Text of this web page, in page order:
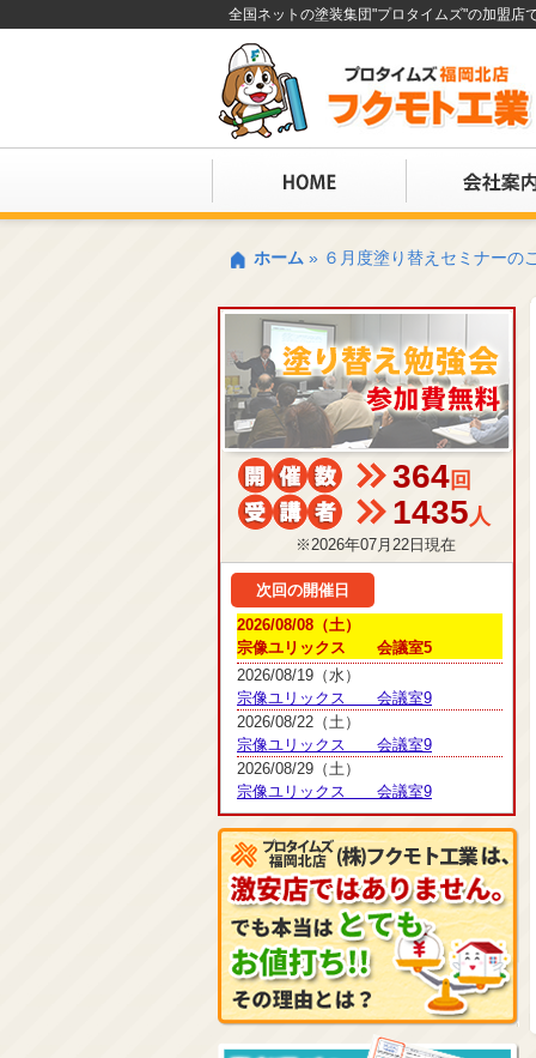
全国ネットの塗装集団"プロタイムズ"の加盟店
ホーム » ６月度塗り替えセミナーの
364回
1435人
※2026年07月22日現在
次回の開催日
2026/08/08（土）
宗像ユリックス 会議室5
2026/08/19（水）
宗像ユリックス 会議室9
2026/08/22（土）
宗像ユリックス 会議室9
2026/08/29（土）
宗像ユリックス 会議室9